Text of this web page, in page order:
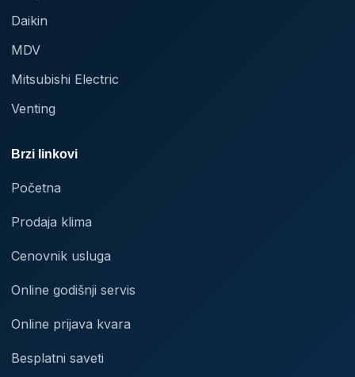
Daikin
MDV
Mitsubishi Electric
Venting
Brzi linkovi
Početna
Prodaja klima
Cenovnik usluga
Online godišnji servis
Online prijava kvara
Besplatni saveti